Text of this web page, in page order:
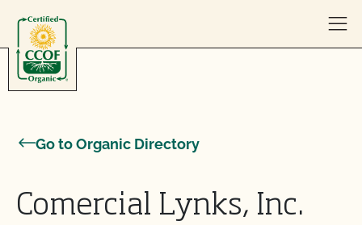
Go to Organic Directory
Comercial Lynks, Inc.